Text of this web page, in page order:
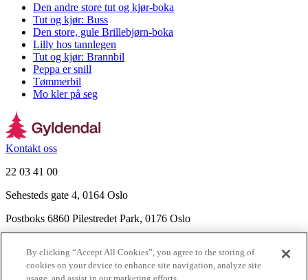
Den andre store tut og kjør-boka
Tut og kjør: Buss
Den store, gule Brillebjørn-boka
Lilly hos tannlegen
Tut og kjør: Brannbil
Peppa er snill
Tømmerbil
Mo kler på seg
Kontakt oss
22 03 41 00
Sehesteds gate 4, 0164 Oslo
Postboks 6860 Pilestredet Park, 0176 Oslo
Nyhetsbrev
Ledige stillinger
By clicking “Accept All Cookies”, you agree to the storing of
cookies on your device to enhance site navigation, analyze site